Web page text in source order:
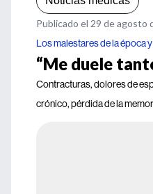
Publicado el 29 de agosto
Los malestares de la época
“Me duele
Contracturas, dolores de
crónico, pérdida de la